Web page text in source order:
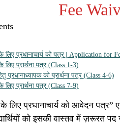
Fee
लिए प्रधानाचार्य को पत्र | Application for
लिए प्रार्थना पत्र (Class 1-3)
प्रधानाध्यापक को प्रार्थना पत्र (Class 4-6)
लिए प्रार्थना पत्र (Class 7-9)
लिए प्रधानाचार्य को आवेदन पत्र”
को इसकी वास्तव में ज़रूरत